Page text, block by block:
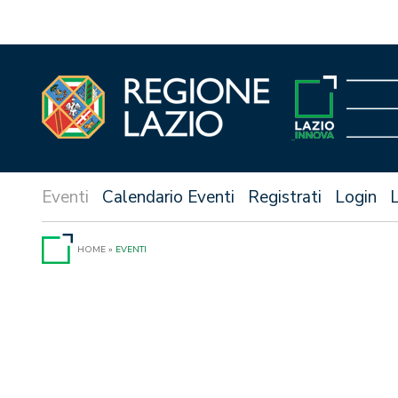
Calendario Eventi Registrati Login
HOME » EVENTI